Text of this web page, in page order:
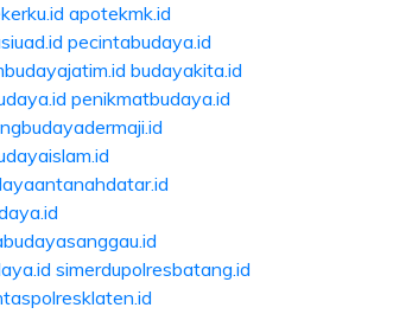
apotekmk.id
pecintabudaya.id
budayakita.id
penikmatbudaya.id
simerdupolresbatang.id